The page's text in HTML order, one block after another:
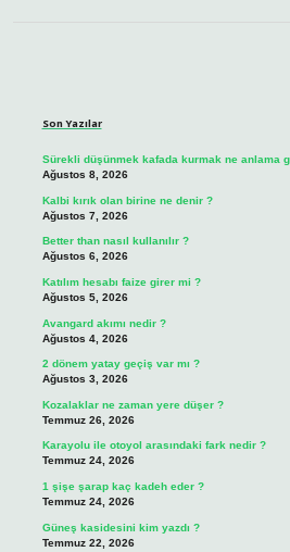
Son Yazılar
Sürekli düşünmek kafada kurmak ne anlama
Ağustos 8, 2026
Kalbi kırık olan birine ne denir ?
Ağustos 7, 2026
Better than nasıl kullanılır ?
Ağustos 6, 2026
Katılım hesabı faize girer mi ?
Ağustos 5, 2026
Avangard akımı nedir ?
Ağustos 4, 2026
2 dönem yatay geçiş var mı ?
Ağustos 3, 2026
Kozalaklar ne zaman yere düşer ?
Temmuz 26, 2026
Karayolu ile otoyol arasındaki fark nedir ?
Temmuz 24, 2026
1 şişe şarap kaç kadeh eder ?
Temmuz 24, 2026
Güneş kasidesini kim yazdı ?
Temmuz 22, 2026